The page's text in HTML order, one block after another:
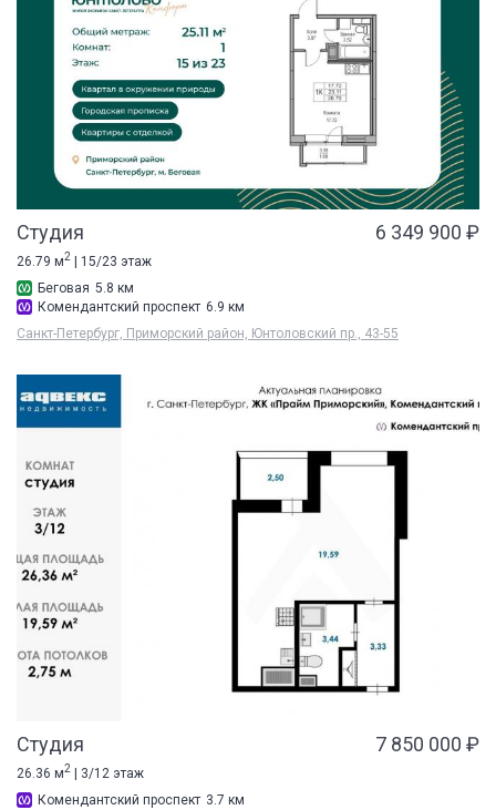
Студия 6 349 900 ₽
26.79 м2 | 15/23 этаж
Беговая 5.8 км
Комендантский проспект 6.9 км
Санкт-Петербург, Приморский район, Юнтоловский пр., 43-55
Студия 7 850 000 ₽
26.36 м2
| 3/12 этаж
Комендантский проспект 3.7 км